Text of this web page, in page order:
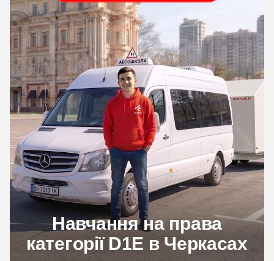
СЕРТИФІКАТИ
ФІЛІАЛИ
КОНТАКТИ
ВІДГУКИ
ЦІНИ
ГРАФІК
ІНСТРУКТОРИ
Навчання на права
категорії D1E в Черкасах